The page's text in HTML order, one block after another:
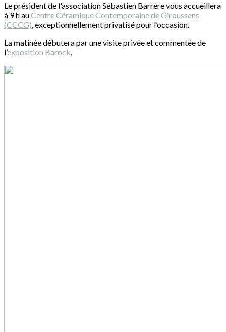
Le président de l'association Sébastien Barrère vous accueillera
à 9 h auCentre Céramique Contemporaine de Giroussens
(CCCG), exceptionnellement privatisé pour l’occasion.
La matinée débutera par une visite privée et commentée de
l’exposition Barock,